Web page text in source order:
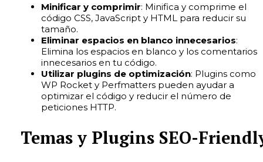
Minificar y comprimir: Minifica y comprime el
código CSS, JavaScript y HTML para reducir su
tamaño.
Eliminar espacios en blanco innecesarios:
Elimina los espacios en blanco y los comentarios
innecesarios en tu código.
Utilizar plugins de optimización: Plugins como
WP Rocket y Perfmatters pueden ayudar a
optimizar el código y reducir el número de
peticiones HTTP.
Temas y Plugins SEO-